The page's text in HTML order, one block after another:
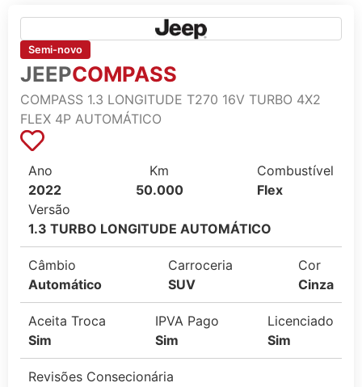
Semi-novo
JEEPCOMPASS
COMPASS 1.3 LONGITUDE T270 16V TURBO 4X2
FLEX 4P AUTOMÁTICO
Versão
1.3 TURBO LONGITUDE AUTOMÁTICO
Ano
2022
Km
50.000
Combustível
Flex
Câmbio
Automático
Carroceria
SUV
Cor
Cinza
Aceita Troca
Sim
IPVA Pago
Sim
Licenciado
Sim
Revisões Consecionária